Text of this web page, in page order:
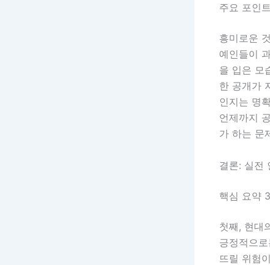
주요 포인
흥미로운
예인들이
을 입은 모
한 공개가
인지는 명
언제까지
가 하는 문
결론: 실전
핵심 요약
첫째, 현대
긍정적으
뜨릴 위험